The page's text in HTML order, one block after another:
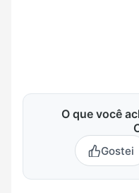
O que você
Gostei